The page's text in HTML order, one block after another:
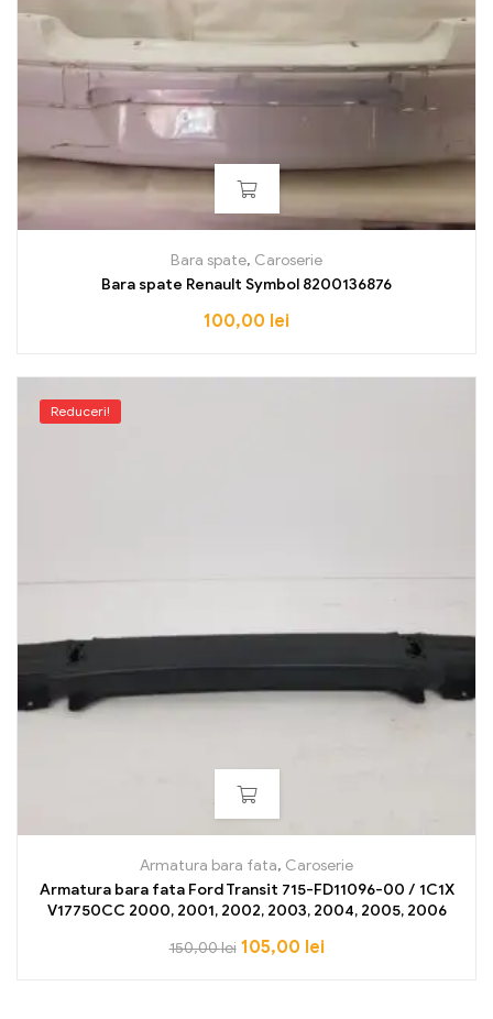
Bara spate, Caroserie
Bara spate Renault Symbol 8200136876
100,00 lei
Reduceri!
Armatura bara fata, Caroserie
Armatura bara fata Ford Transit 715-FD11096-00 / 1C1X
V17750CC 2000, 2001, 2002, 2003, 2004, 2005, 2006
150,00lei 105,00 lei